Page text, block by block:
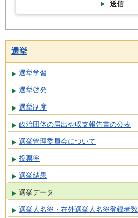
送信
選挙
選挙学習
選挙啓発
選挙制度
政治団体の届出や収支報告書の公表
選挙管理委員会について
投票率
選挙結果
選挙データ
選挙人名簿・在外選挙人名簿登録者数